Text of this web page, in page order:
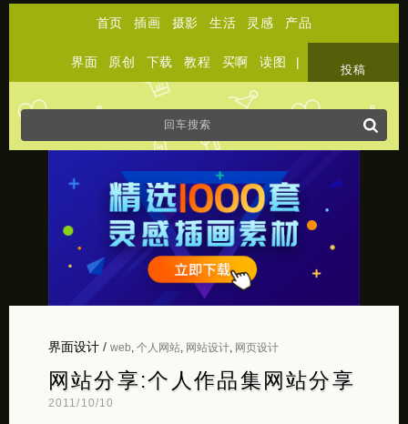
首页 插画 摄影 生活 灵感 产品
界面 原创 下载 教程 买啊 读图 |
投稿
界面设计/ web 个人网站, 网站设计, 网页设计
网站分享:个人作品集网站分享
2011/10/10